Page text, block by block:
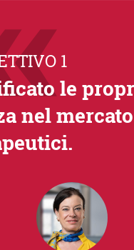
1
le
nel